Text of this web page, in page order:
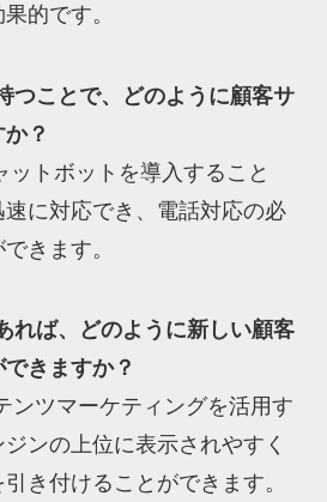
的です。
つことで、どのように顧客サ
？
ットボットを導入すること
に対応でき、電話対応の必
きます。
れば、どのように新しい顧客
きますか？
ンツマーケティングを活用す
ンの上位に表示されやすく
き付けることができます。